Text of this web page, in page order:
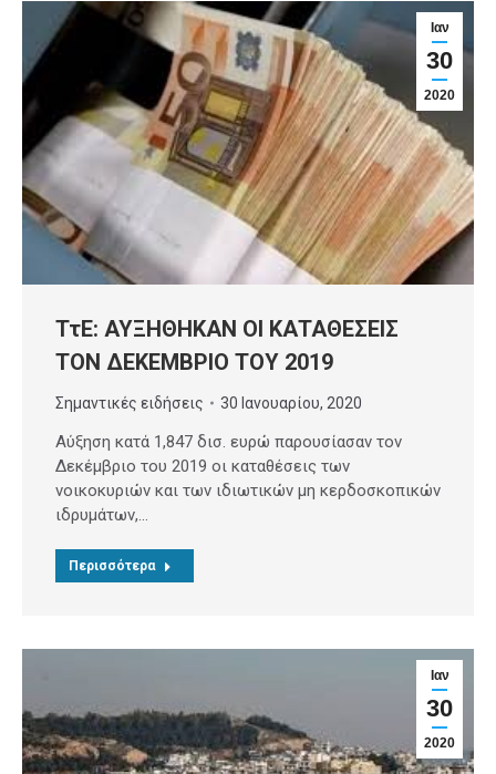
Ιαν
30
2020
ΤτΕ: ΑΥΞΗΘΗΚΑΝ ΟΙ ΚΑΤΑΘΕΣΕΙΣ
ΤΟΝ ΔΕΚΕΜΒΡΙΟ ΤΟΥ 2019
Σημαντικές ειδήσεις 30 Ιανουαρίου, 2020
Αύξηση κατά 1,847 δισ. ευρώ παρουσίασαν τον
Δεκέμβριο του 2019 οι καταθέσεις των
νοικοκυριών και των ιδιωτικών μη κερδοσκοπικών
ιδρυμάτων,…
Περισσότερα
Ιαν
30
2020